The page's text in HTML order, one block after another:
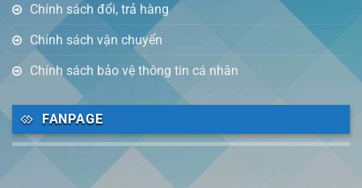
Chính sách đổi, trả hàng
Chính sách vận chuyển
Chính sách bảo vệ thông tin cá nhân
FANPAGE